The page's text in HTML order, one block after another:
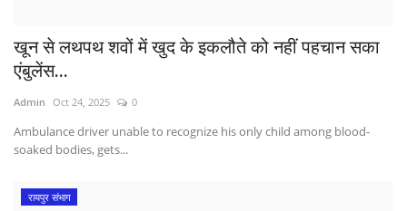
खून से लथपथ शवों में खुद के इकलौते को नहीं पहचान सका
एंबुलेंस...
Admin Oct 24, 2025 0
Ambulance driver unable to recognize his only child among blood-
soaked bodies, gets...
रायपुर संभाग